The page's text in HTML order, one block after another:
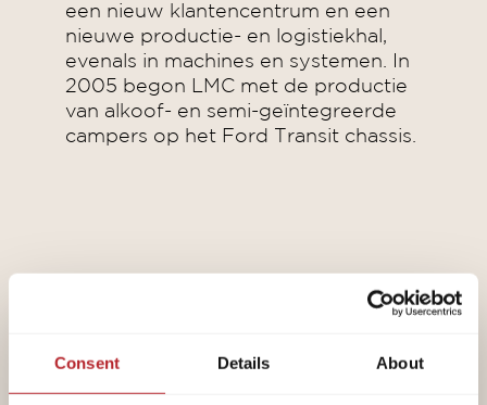
Consent Details About
een nieuw klantencentrum en een
nieuwe productie- en logistiekhal,
evenals in machines en systemen. In
2005 begon LMC met de productie
van alkoof- en semi-geïntegreerde
campers op het Ford Transit chassis.
6/ 12